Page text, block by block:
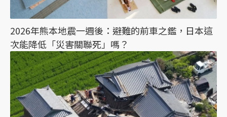
2026年熊本地震一週後：避難的前車之鑑，日本這
次能降低「災害關聯死」嗎？